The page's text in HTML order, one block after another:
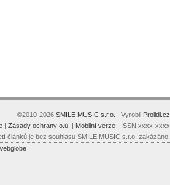
©2010-2026 SMILE MUSIC s.r.o. | Vyrobil Prolidi.cz
| Zásady ochrany o.ú. | Mobilní verze | ISSN xxxx-xxxx
článků je bez souhlasu SMILE MUSIC s.r.o. zakázáno.